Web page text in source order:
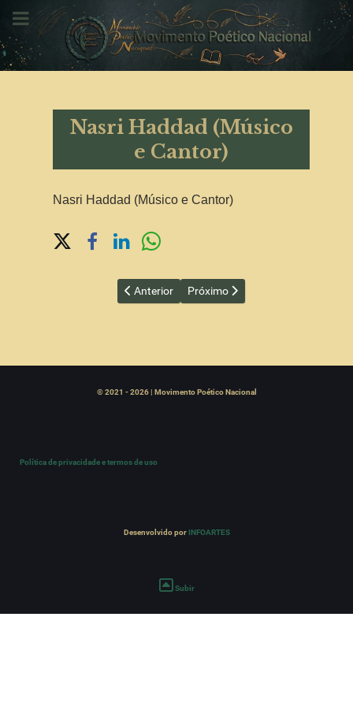
Nasri Haddad (Músico
e Cantor)
Nasri Haddad (Músico e Cantor)
Share on Social Media
Artigo anterior: Maura Sandoval de Mase
Anterior Próximo artigo: Osmar Ribeiro
Próximo
© 2021 - 2026 | Movimento Poético Nacional
Política de privacidade e termos de uso
Desenvolvido por INFOARTES
Subir